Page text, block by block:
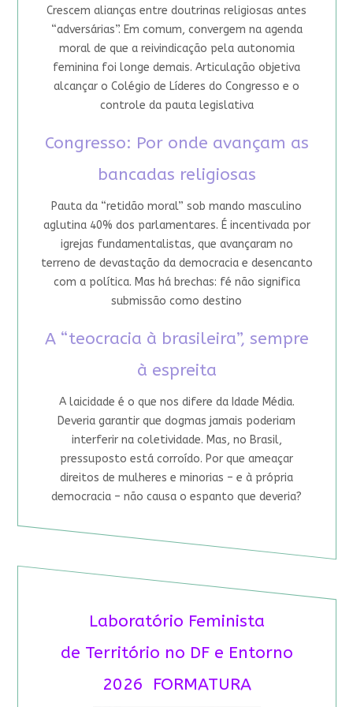
Crescem alianças entre doutrinas religiosas antes
“adversárias”. Em comum, convergem na agenda
moral de que a reivindicação pela autonomia
feminina foi longe demais. Articulação objetiva
alcançar o Colégio de Líderes do Congresso e o
controle da pauta legislativa
Congresso: Por onde avançam as
bancadas religiosas
Pauta da “retidão moral” sob mando masculino
aglutina 40% dos parlamentares. É incentivada por
igrejas fundamentalistas, que avançaram no
terreno de devastação da democracia e desencanto
com a política. Mas há brechas: fé não significa
submissão como destino
A “teocracia à brasileira”, sempre
à espreita
A laicidade é o que nos difere da Idade Média.
Deveria garantir que dogmas jamais poderiam
interferir na coletividade. Mas, no Brasil,
pressuposto está corroído. Por que ameaçar
direitos de mulheres e minorias – e à própria
democracia – não causa o espanto que deveria?
Laboratório Feminista
de Território no DF e Entorno
2026 FORMATURA